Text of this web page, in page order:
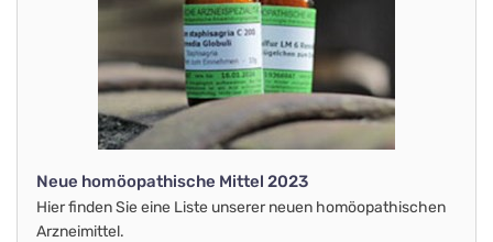
Neue homöopathische Mittel 2023
Hier finden Sie eine Liste unserer neuen homöopathischen
Arzneimittel.